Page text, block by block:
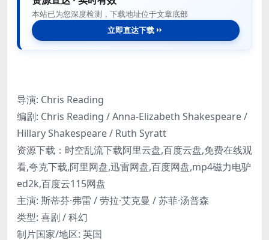
本站已为您深度检测，下载地址位于文章底部
立即直达下载
导演: Chris Reading
编剧: Chris Reading / Anna-Elizabeth Shakespeare /
Hillary Shakespeare / Ruth Syratt
资源下载：时空乱流下载阿里云盘,百度云盘,免费在线观
看,夸克下载,阿里网盘,迅雷网盘,百度网盘,mp4磁力电驴
ed2k,百度云115网盘
主演: 斯蒂芬·弗雷 / 劳拉·艾克曼 / 苏菲·汤普森
类型: 喜剧 / 科幻
制片国家/地区: 英国